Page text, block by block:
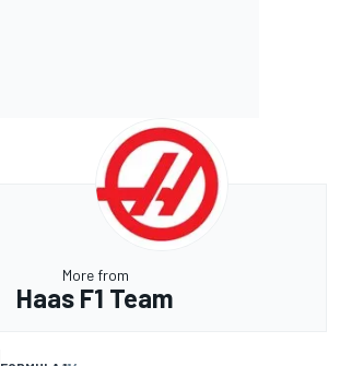
More from
Haas F1 Team